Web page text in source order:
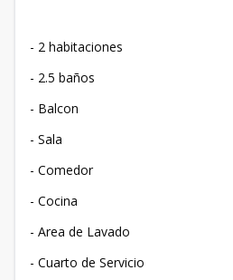
- 2 habitaciones
- 2.5 baños
- Balcon
- Sala
- Comedor
- Cocina
- Area de Lavado
- Cuarto de Servicio